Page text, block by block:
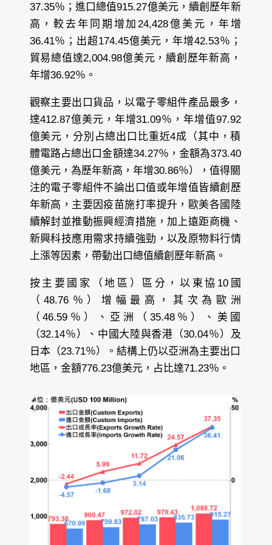
37.35％；進口總值915.27億美元，續創歷年新
高，較去年同期增加24,428億美元，年增
36.41％；出超174.45億美元，年增42.53％；
貿易總值達2,004.98億美元，續創歷年新高，
年增36.92％。
觀察主要出口貨品，以電子零組件產品最多，
達412.87億美元，年增31.09％，年增值97.92
億美元，分別占總出口比重近4成（其中，積
體電路占總出口金額達34.27％，金額為373.40
億美元，為歷年新高，年增30.86％），值得關
注的電子零組件不論出口值或年增值皆續創歷
年新高，主要因疫苗施打率提升，歐美各國陸
續解封並推動振興經濟措施，加上遠距商機、
新興科技應用需求持續強勁，以及原物料行情
上漲等因素，帶動出口總值續創歷年新高。
按主要國家（地區）區分，以東協10國
（48.76％）增幅最高，其次為歐洲
（46.59％）、亞洲（35.48％）、美國
（32.14％）、中國大陸與香港（30.04％）及
日本（23.71％）。結構上仍以亞洲為主要出口
地區，金額776.23億美元，占比達71.23％。